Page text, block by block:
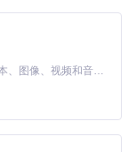
MiniMax H3 是一个通用的全模态生成系统。它支持对由文本、图像、视频和音频组成的多模态上下文进行统一理解，并能生成分辨率高达 2K、时长可达 15 秒的带原生立体声音频的视频。得益于面向任务泛化的系统设计，H3 在预训练阶段就已具备广泛的多模态上下文理解与生成能力，能够出色地执行复杂的多模态指令。